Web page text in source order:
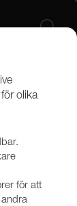
olika
för att
andra